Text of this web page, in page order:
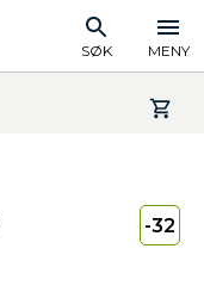
SØK MENY
-32